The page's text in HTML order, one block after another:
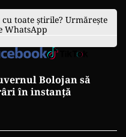
toate știrile? Urmărește
WhatsApp
Bolojan să
în instanță